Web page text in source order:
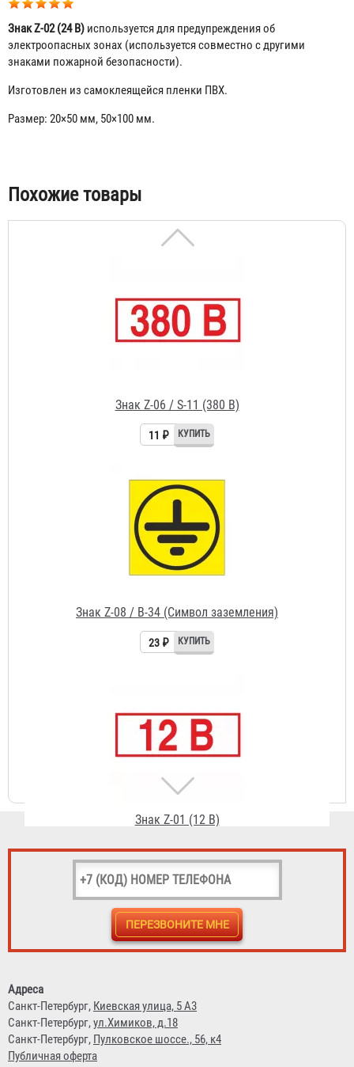
Знак Z-02 (24 В) используется для предупреждения об
электроопасных зонах (используется совместно с другими
знаками пожарной безопасности).
Изготовлен из самоклеящейся пленки ПВХ.
Размер: 20×50 мм, 50×100 мм.
Табы
Похожие товары
11 ₽
Знак Z-08 / B-34 (Символ заземления)
23 ₽
Знак Z-01 (12 В)
11 ₽
11 ₽
Адреса
Санкт-Петербург, Киевская улица, 5 А3
Санкт-Петербург,ул.Химиков, д.18
Санкт-Петербург, Пулковское шоссе., 56, к4
Публичная оферта